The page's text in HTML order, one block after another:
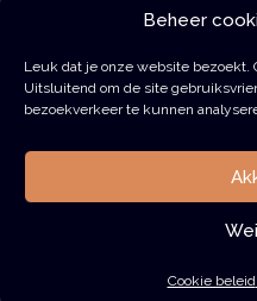
Beheer
Leuk dat je onze website bezoekt.
Uitsluitend om de site
bezoekverkeer te kunnen
Cookie beleid
© 2026 DKT Notarissen